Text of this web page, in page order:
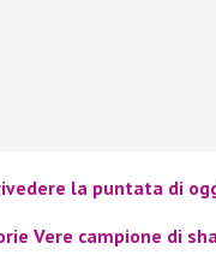
rivedere la puntata di
Vere campione di